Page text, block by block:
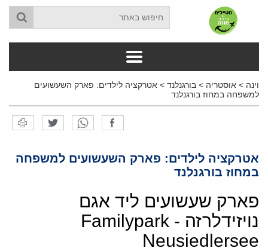
וינה > אוסטריה > בורגנלנד > אטרקציה לילדים: פארק השעשועים
למשפחה במחוז בורגנלנד
אטרקציה לילדים: פארק השעשועים למשפחה
במחוז בורגנלנד
פארק שעשועים ליד אגם
נויזידלרזה - Familypark
Neusiedlersee